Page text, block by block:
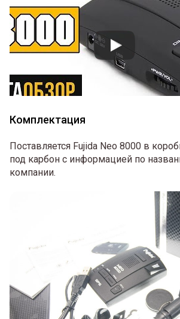
Комплектация
Поставляется Fujida Neo 8000 в
под карбон с информацией по
компании.